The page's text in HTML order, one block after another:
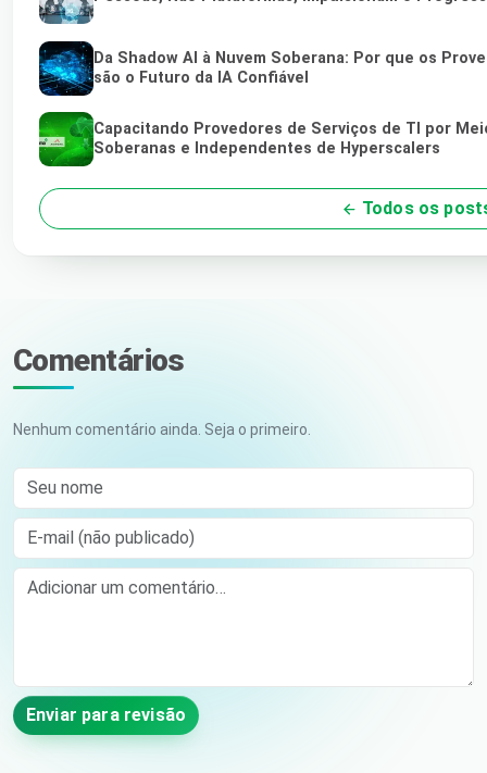
Da Shadow AI à Nuvem Soberana: Por que os
são o Futuro da IA Confiável
Capacitando Provedores de Serviços de TI por
Soberanas e Independentes de Hyperscalers
Todos os
Comentários
Nenhum comentário ainda. Seja o primeiro.
Seu nome
E-mail (não publicado)
Comment
Enviar para revisão